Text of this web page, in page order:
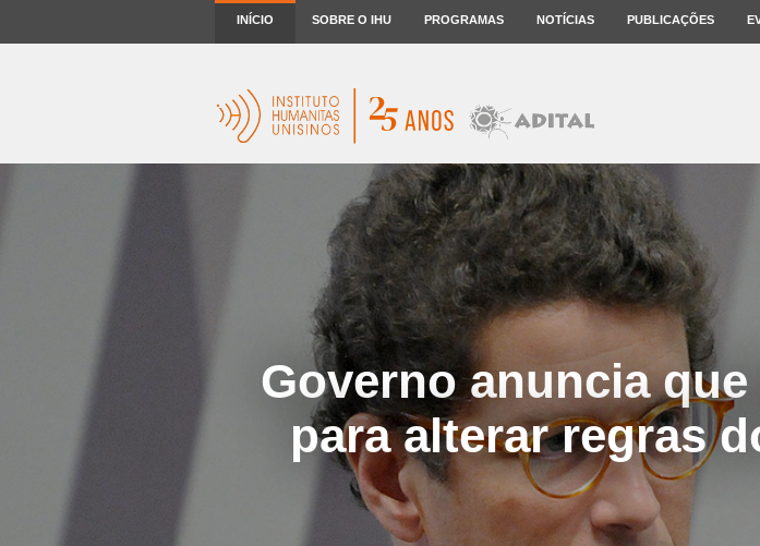
INÍCIO SOBRE O IHU PROGRAMAS NOTÍCIAS PUBLICAÇÕES
Governo anuncia
para alterar regras